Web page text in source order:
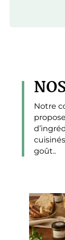
Notre
goût..